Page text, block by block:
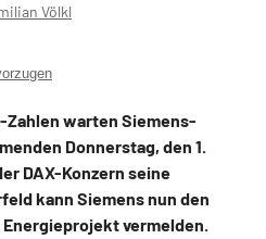
Völkl
Zahlen warten Siemens-
Donnerstag, den 1.
DAX-Konzern seine
kann Siemens nun den
vermelden.